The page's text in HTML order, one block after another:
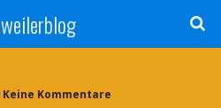
Keine Kommentare